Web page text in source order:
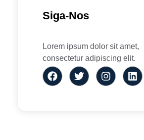
Siga-Nos
Lorem ipsum dolor sit amet,
consectetur adipiscing elit.